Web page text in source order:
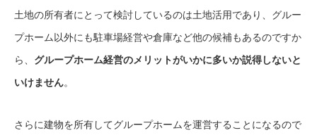
土地の所有者にとって検討しているのは土地活用であり、グルー
プホーム以外にも駐車場経営や倉庫など他の候補もあるのですか
ら、 グループホーム経営のメリットがいかに多いか説得しないと
いけません。
さらに建物を所有してグループホームを運営することになるので